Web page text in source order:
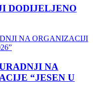
DODIJELJENO
NA
“JESEN U